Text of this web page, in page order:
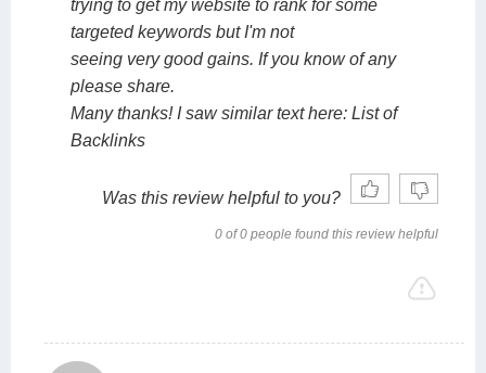
trying to get my website to rank for some
targeted keywords but I'm not
seeing very good gains. If you know of any
please share.
Many thanks! I saw similar text here: List of
Backlinks
Was this review helpful to you?
0 of 0 people found this review helpful